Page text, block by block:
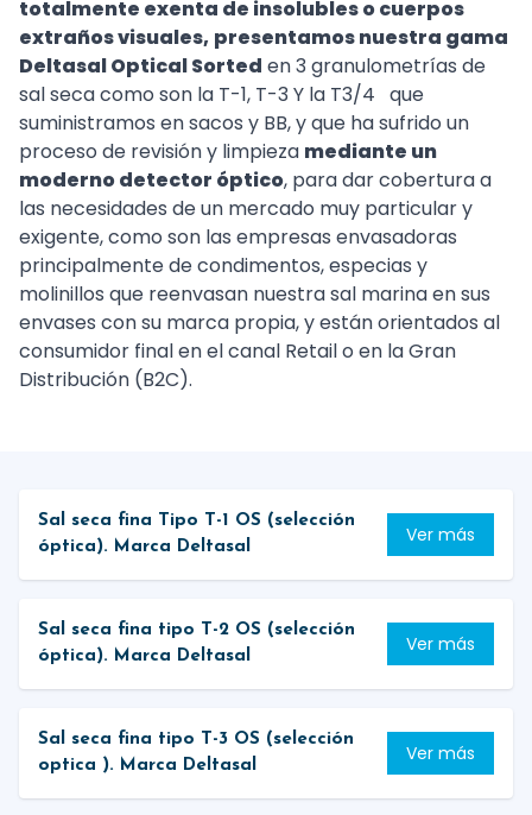
totalmente exenta de insolubles o cuerpos
extraños visuales, presentamos nuestra gama
Deltasal Optical Sorted en 3 granulometrías de
sal seca como son la T-1, T-3 Y la T3/4 que
suministramos en sacos y BB, y que ha sufrido un
proceso de revisión y limpieza mediante un
moderno detector óptico, para dar cobertura a
las necesidades de un mercado muy particular y
exigente, como son las empresas envasadoras
principalmente de condimentos, especias y
molinillos que reenvasan nuestra sal marina en sus
envases con su marca propia, y están orientados al
consumidor final en el canal Retail o en la Gran
Distribución (B2C).
Sal seca fina Tipo T-1 OS (selección
óptica). Marca Deltasal
Ver más
Sal seca fina tipo T-2 OS (selección
óptica). Marca Deltasal
Ver más
Sal seca fina tipo T-3 OS (selección
optica ). Marca Deltasal
Ver más